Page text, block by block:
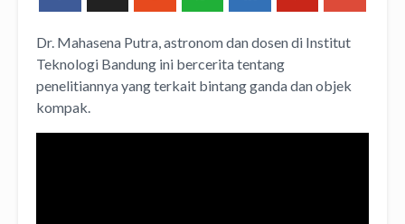
Dr. Mahasena Putra, astronom dan dosen di Institut
Teknologi Bandung ini bercerita tentang
penelitiannya yang terkait bintang ganda dan objek
kompak.